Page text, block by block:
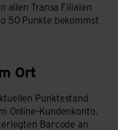
allen Transa Filialen
50 Punkte bekommst
Ort
Punktestand
Online-Kundenkonto.
Barcode an